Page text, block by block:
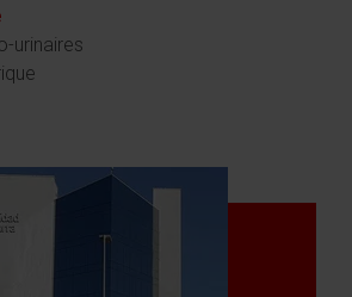
urinaires